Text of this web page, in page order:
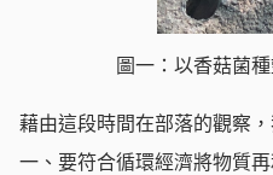
圖一：以香菇菌
藉由這段時間在部落的觀察
一、要符合循環經濟將物質